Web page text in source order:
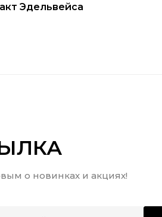
Эдельвейса
о новинках и акциях!